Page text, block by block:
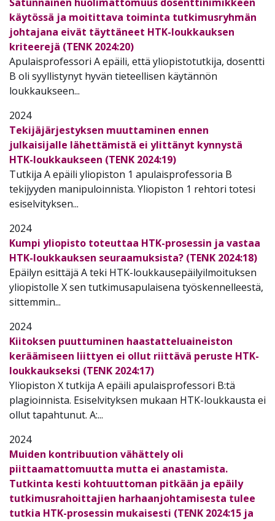
käytössä ja moitittava toiminta tutkimusryhmän
johtajana eivät täyttäneet HTK-loukkauksen
kriteerejä (TENK 2024:20)
Apulaisprofessori A epäili, että yliopistotutkija, dosentti
B oli syyllistynyt hyvän tieteellisen käytännön
loukkaukseen...
2024
Tekijäjärjestyksen muuttaminen ennen
julkaisijalle lähettämistä ei ylittänyt kynnystä
HTK-loukkaukseen (TENK 2024:19)
Tutkija A epäili yliopiston 1 apulaisprofessoria B
tekijyyden manipuloinnista. Yliopiston 1 rehtori totesi
esiselvityksen...
2024
Kumpi yliopisto toteuttaa HTK-prosessin ja vastaa
HTK-loukkauksen seuraamuksista? (TENK 2024:18)
Epäilyn esittäjä A teki HTK-loukkausepäilyilmoituksen
yliopistolle X sen tutkimusapulaisena työskennelleestä,
sittemmin...
2024
Kiitoksen puuttuminen haastatteluaineiston
keräämiseen liittyen ei ollut riittävä peruste HTK-
loukkaukseksi (TENK 2024:17)
Yliopiston X tutkija A epäili apulaisprofessori B:tä
plagioinnista. Esiselvityksen mukaan HTK-loukkausta ei
ollut tapahtunut. A:...
2024
Muiden kontribuution vähättely oli
piittaamattomuutta mutta ei anastamista.
Tutkinta kesti kohtuuttoman pitkään ja epäily
tutkimusrahoittajien harhaanjohtamisesta tulee
tutkia HTK-prosessin mukaisesti (TENK 2024:15 ja